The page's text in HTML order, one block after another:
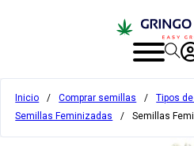
Inicio / Comprar semillas / Tipos
Semillas Feminizadas
/ Semillas